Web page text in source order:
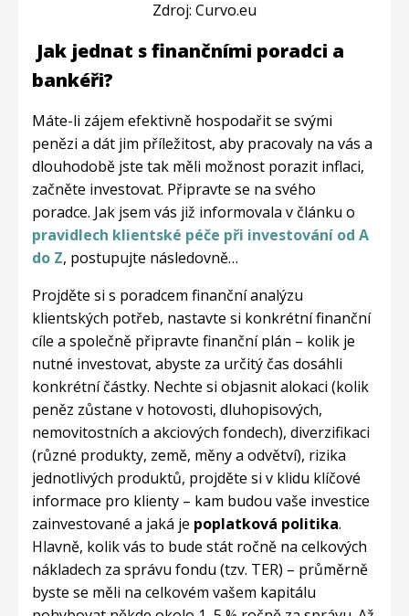
Zdroj: Curvo.eu
Jak jednat s finančními poradci a
bankéři?
Máte-li zájem efektivně hospodařit se svými
penězi a dát jim příležitost, aby pracovaly na vás a
dlouhodobě jste tak měli možnost porazit inflaci,
začněte investovat. Připravte se na svého
poradce. Jak jsem vás již informovala v článku o
pravidlech klientské péče při investování od A
do Z, postupujte následovně…
Projděte si s poradcem finanční analýzu
klientských potřeb, nastavte si konkrétní finanční
cíle a společně připravte finanční plán – kolik je
nutné investovat, abyste za určitý čas dosáhli
konkrétní částky. Nechte si objasnit alokaci (kolik
peněz zůstane v hotovosti, dluhopisových,
nemovitostních a akciových fondech), diverzifikaci
(různé produkty, země, měny a odvětví), rizika
jednotlivých produktů, projděte si v klidu klíčové
informace pro klienty – kam budou vaše investice
zainvestované a jaká je poplatková politika.
Hlavně, kolik vás to bude stát ročně na celkových
nákladech za správu fondu (tzv. TER) – průměrně
byste se měli na celkovém vašem kapitálu